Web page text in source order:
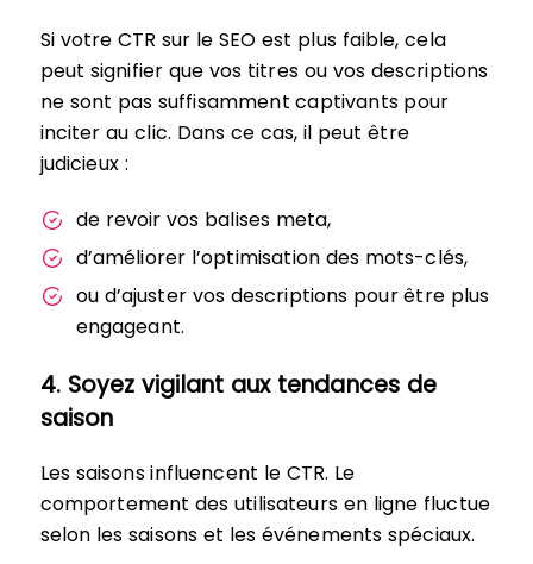
Si votre CTR sur le SEO est plus faible, cela
peut signifier que vos titres ou vos descriptions
ne sont pas suffisamment captivants pour
inciter au clic. Dans ce cas, il peut être
judicieux :
de revoir vos balises meta,
d’améliorer l’optimisation des mots-clés,
ou d’ajuster vos descriptions pour être plus
engageant.
4. Soyez vigilant aux tendances de
saison
Les saisons influencent le CTR. Le
comportement des utilisateurs en ligne fluctue
selon les saisons et les événements spéciaux.